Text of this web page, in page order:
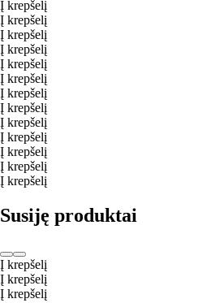
Į krepšelį
Į krepšelį
Į krepšelį
Į krepšelį
Į krepšelį
Į krepšelį
Į krepšelį
Į krepšelį
Į krepšelį
Į krepšelį
Į krepšelį
Į krepšelį
Į krepšelį
Susiję produktai
Į krepšelį
Į krepšelį
Į krepšelį